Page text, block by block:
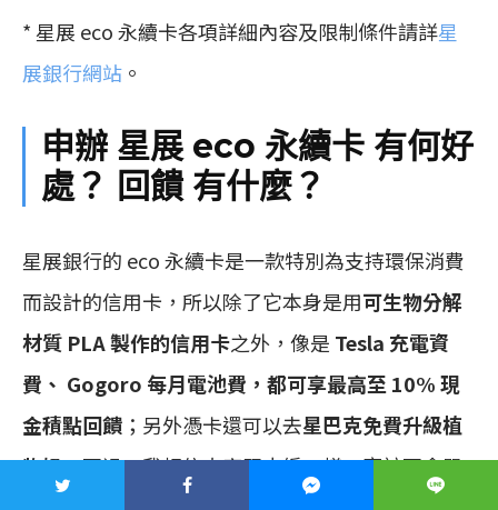
* 星展 eco 永續卡各項詳細內容及限制條件請詳星
展銀行網站 。
申辦 星展 eco 永續卡 有何好
處？ 回饋 有什麼？
星展銀行的 eco 永續卡是一款特別為支持環保消費
而設計的信用卡，所以除了它本身是用可生物分解
材質 PLA 製作的信用卡之外，像是 Tesla 充電資
費、 Gogoro 每月電池費，都可享最高至 10% 現
金積點回饋 ；另外憑卡還可以去星巴克免費升級植
物奶，不過，我相信大家跟小編一樣，應該不會單